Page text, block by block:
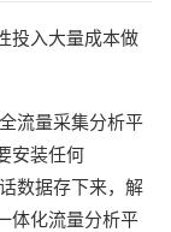
投入大量成本做
流量采集分析平
安装任何
数据存下来，解
体化流量分析平